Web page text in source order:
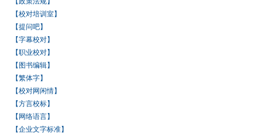
【校对培训室】
【提问吧】
【字幕校对】
【职业校对】
【图书编辑】
【繁体字】
【校对网闲情】
【方言校标】
【网络语言】
【企业文字标准】